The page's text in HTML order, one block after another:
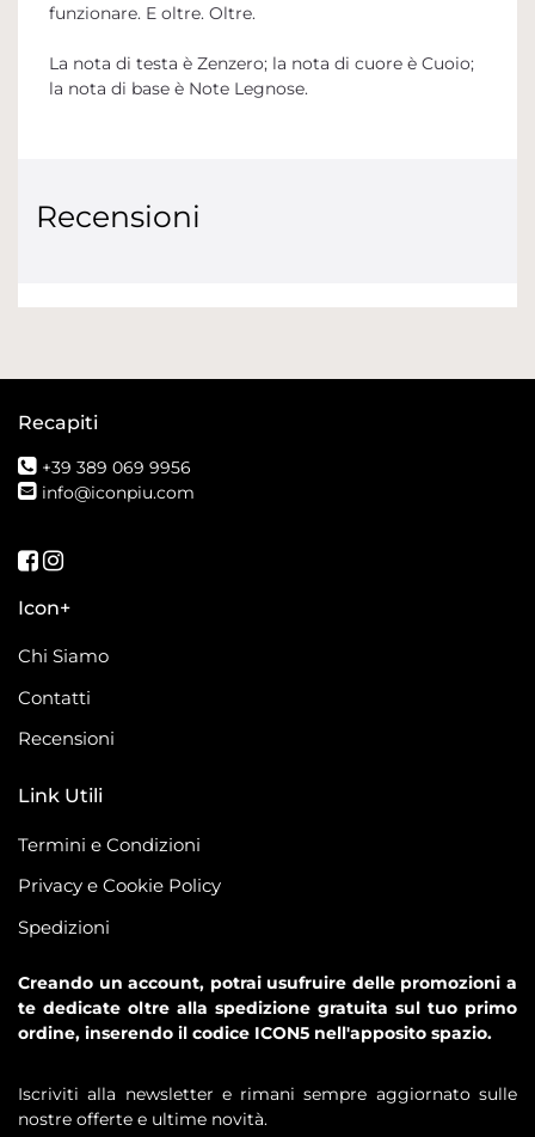
funzionare. E oltre. Oltre.
La nota di testa è Zenzero; la nota di cuore è Cuoio;
la nota di base è Note Legnose.
Recensioni
Recapiti
+39 389 069 9956
info@iconpiu.com
Seguici su Facebook
Seguici su Instagram
Icon+
Chi Siamo
Contatti
Recensioni
Link Utili
Termini e Condizioni
Privacy e Cookie Policy
Spedizioni
Creando un account, potrai usufruire delle promozioni a
te dedicate oltre alla spedizione gratuita sul tuo primo
ordine, inserendo il codice ICON5 nell'apposito spazio.
Iscriviti alla newsletter e rimani sempre aggiornato sulle
nostre offerte e ultime novità.